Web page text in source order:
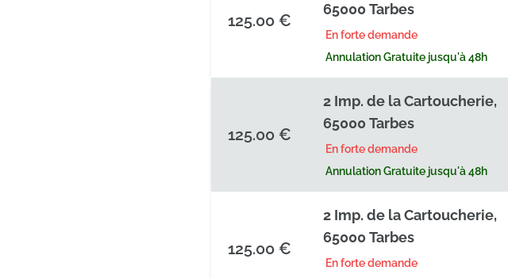
125.00 €
65000 Tarbes
En forte demande
Annulation Gratuite jusqu'à 48h
125.00 €
2 Imp. de la Cartoucherie,
65000 Tarbes
En forte demande
Annulation Gratuite jusqu'à 48h
125.00 €
2 Imp. de la Cartoucherie,
65000 Tarbes
En forte demande